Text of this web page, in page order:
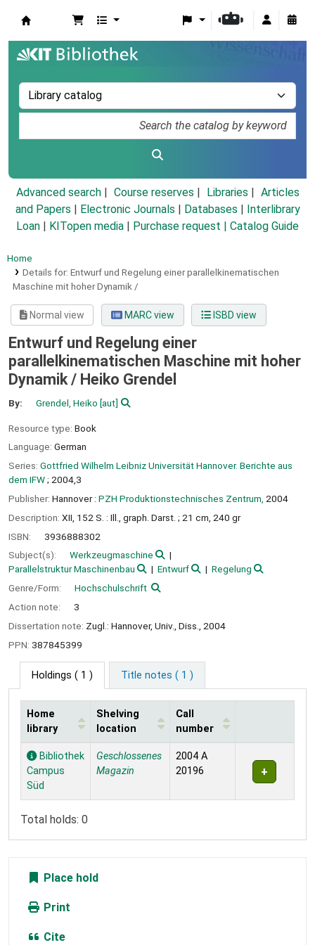
Advanced search Course reserves Libraries
Articles
and Papers
Electronic Journals Databases
Interlibrary
Loan
KITopen media Purchase request | Catalog Guide
Home
Details for: Entwurf und Regelung einer parallelkinematischen
Maschine mit hoher Dynamik /
Normal view MARC view ISBD view
Entwurf und Regelung einer
parallelkinematischen Maschine mit hoher
Dynamik / Heiko Grendel
By: Grendel, Heiko [aut]
Resource type: Book
Language: German
Series: Gottfried Wilhelm Leibniz Universität Hannover. Berichte aus
dem IFW; 2004,3
Publisher: Hannover : PZH Produktionstechnisches Zentrum, 2004
Description: XII, 152 S. : Ill., graph. Darst. ; 21 cm, 240 gr
ISBN:
3936888302
Subject(s):
Werkzeugmaschine
Parallelstruktur Maschinenbau
Entwurf
Regelung
Genre/Form:
Hochschulschrift
Action note:
3
Dissertation note: Zugl.: Hannover, Univ., Diss., 2004
PPN: 387845399
Holdings ( 1 ) Title notes ( 1 )
Holdings
Home
library
Shelving
location
Call
number
Bibliothek
Campus
Süd
Geschlossenes
Magazin
2004 A
20196
Total holds: 0
Place hold
Print
Cite